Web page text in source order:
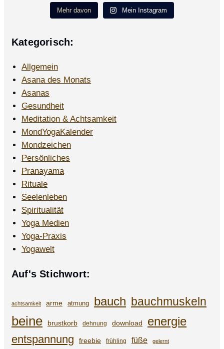
Mehr davon Mein Instagram
Kategorisch:
Allgemein
Asana des Monats
Asanas
Gesundheit
Meditation & Achtsamkeit
MondYogaKalender
Mondzeichen
Persönliches
Pranayama
Rituale
Seelenleben
Spiritualität
Yoga Medien
Yoga-Praxis
Yogawelt
Auf's Stichwort:
achtsamkeit arme atmung bauch bauchmuskeln
beine brustkorb dehnung download energie
entspannung freebie frühling füße gelernt